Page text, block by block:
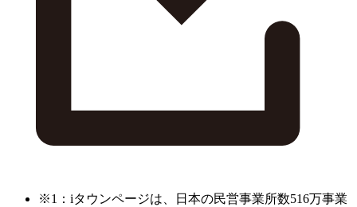
※1：iタウンページは、日本の民営事業所数516万事業